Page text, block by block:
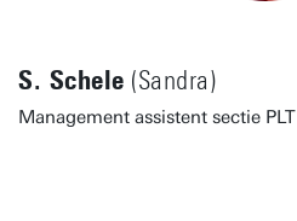
S. Schele (Sandra)
Management assistent sectie PLT